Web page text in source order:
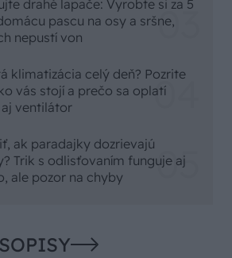
drahé lapače: Vyrobte si za 5
pascu na osy a sršne,
nepustí von
klimatizácia celý deň? Pozrite
vás stojí a prečo sa oplatí
aj ventilátor
ak paradajky dozrievajú
Trik s odlisťovaním funguje aj
ale pozor na chyby